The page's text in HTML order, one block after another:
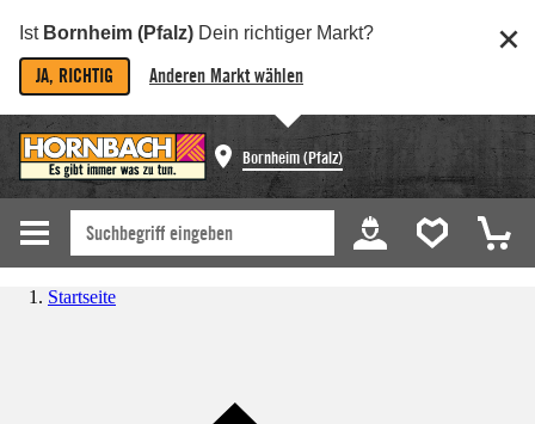
Ist Bornheim (Pfalz) Dein richtiger Markt?
JA, RICHTIG Anderen Markt wählen
Bornheim (Pfalz)
Startseite